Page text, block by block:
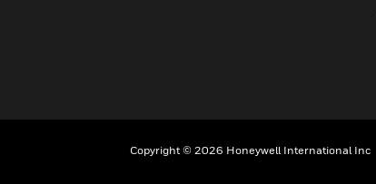
Copyright © 2026 Honeywell International Inc